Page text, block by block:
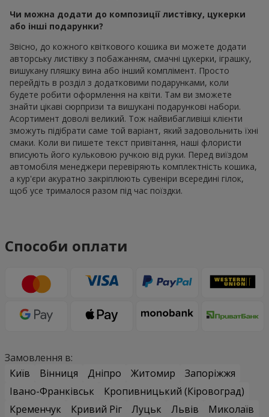
Чи можна додати до композиції листівку, цукерки
або інші подарунки?
Звісно, до кожного квіткового кошика ви можете додати
авторську листівку з побажанням, смачні цукерки, іграшку,
вишукану пляшку вина або інший комплімент. Просто
перейдіть в розділ з додатковими подарунками, коли
будете робити оформлення на квіти. Там ви зможете
знайти цікаві сюрпризи та вишукані подарункові набори.
Асортимент доволі великий. Тож найвибагливіші клієнти
зможуть підібрати саме той варіант, який задовольнить їхні
смаки. Коли ви пишете текст привітання, наші флористи
вписують його кульковою ручкою від руки. Перед виїздом
автомобіля менеджери перевіряють комплектність кошика,
а кур'єри акуратно закріплюють сувеніри всередині гілок,
щоб усе трималося разом під час поїздки.
Способи оплати
Замовлення в:
Київ
Вінниця Дніпро Житомир
Запоріжжя
Івано-Франківськ
Кропивницький (Кіровоград)
Кременчук
Кривий Ріг Луцьк Львів
Миколаїв